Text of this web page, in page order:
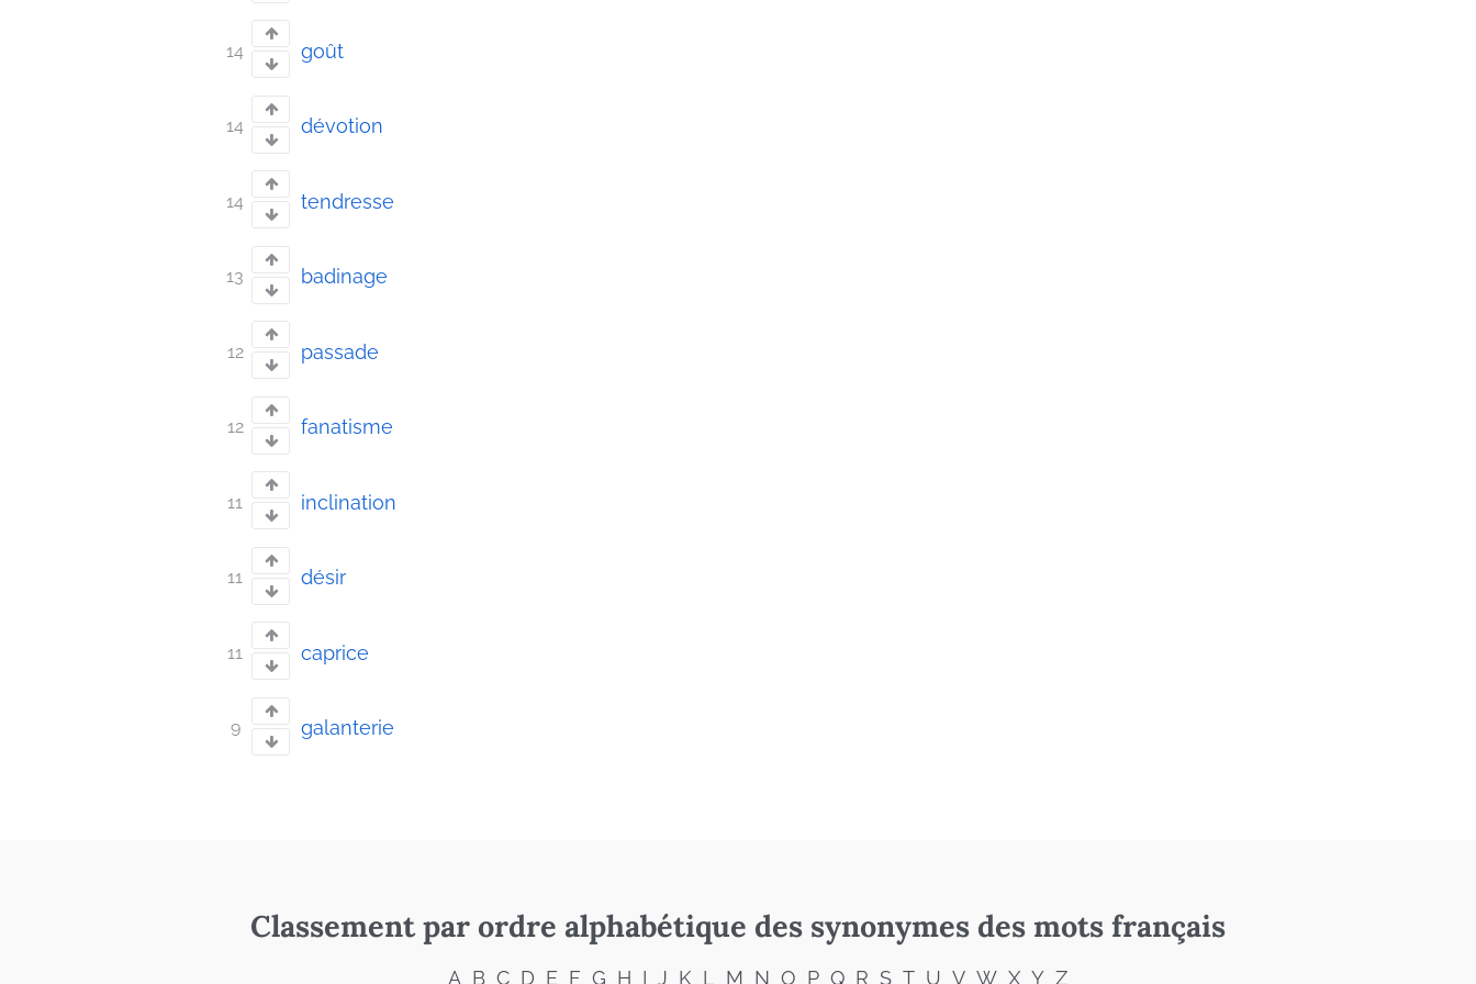
14 goût
14 dévotion
14 tendresse
13 badinage
12 passade
12 fanatisme
11 inclination
11 désir
11 caprice
9 galanterie
Classement par ordre alphabétique des synonymes des mots français
A B C D E F G H I J K L M N O P Q R S T U V W X Y Z